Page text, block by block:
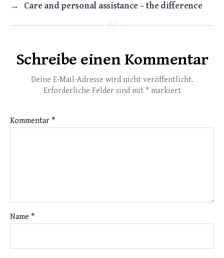
→
Care and personal assistance – the difference
Schreibe einen Kommentar
Deine E-Mail-Adresse wird nicht veröffentlicht.
Erforderliche Felder sind mit *markiert
Kommentar *
Name *